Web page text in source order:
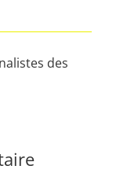
des